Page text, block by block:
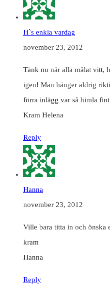
H`s enkla vardag
november 23, 2012
Tänk nu när alla målat vitt,
igen! Man hänger aldrig
förra inlägg var så himla
Kram Helena
Reply
Hanna
november 23, 2012
Ville bara titta in och önska
kram
Hanna
Reply